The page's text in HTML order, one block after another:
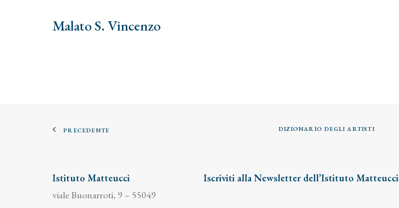
Malato S. Vincenzo
PRECEDENTE DIZIONARIO DEGLI ARTISTI
Istituto Matteucci
viale Buonarroti, 9 – 55049
Iscriviti alla Newsletter dell’Istituto Matteucci